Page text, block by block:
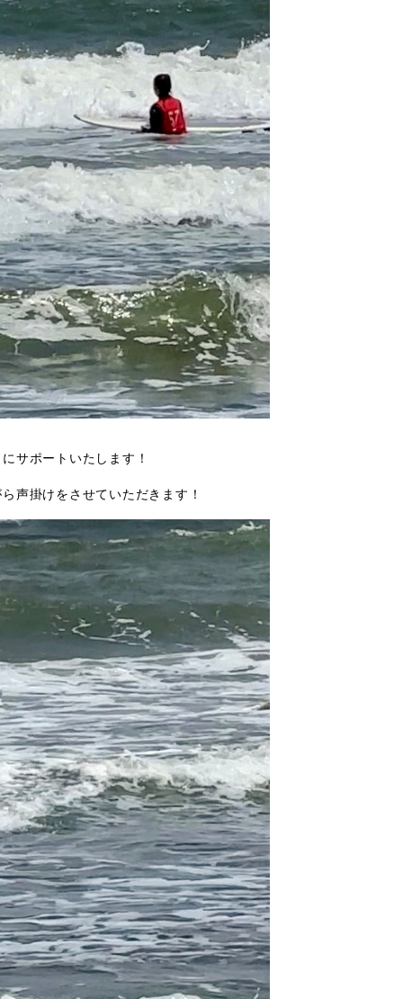
サポートいたします！
声掛けをさせていただきます！